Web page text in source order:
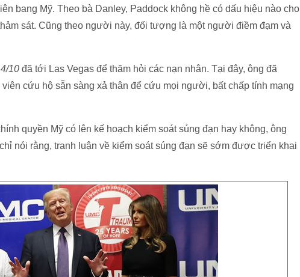
bang Mỹ. Theo bà Danley, Paddock không hề có dấu hiệu nào cho
sát. Cũng theo người này, đối tượng là một người điềm đạm và
10 đã tới Las Vegas để thăm hỏi các nạn nhân. Tại đây, ông đã
cứu hộ sẵn sàng xả thân để cứu mọi người, bất chấp tính mạng
quyền Mỹ có lên kế hoạch kiểm soát súng đạn hay không, ông
nói rằng, tranh luận về kiểm soát súng đạn sẽ sớm được triển khai